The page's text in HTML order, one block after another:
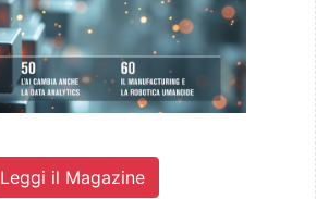
Leggi il Magazine